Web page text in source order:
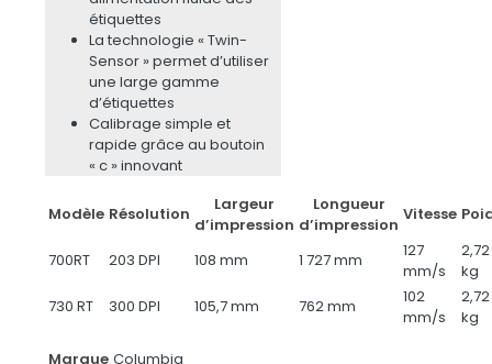
étiquettes
La technologie « Twin-
Sensor » permet d’utiliser
une large gamme
d’étiquettes
Calibrage simple et
rapide grâce au boutoin
« c » innovant
Modèle Résolution
Largeur
d’impression
Longueur
d’impression
Vitesse
700RT 203 DPI 108 mm 1 727 mm
127
mm/s
2,72
kg
730 RT
300 DPI 105,7 mm 762 mm
102
mm/s
2,72
kg
Marque Columbia